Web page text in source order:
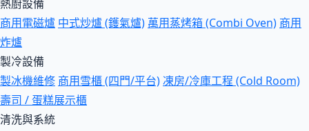
熱廚設備
商用電磁爐 中式炒爐 (鑊氣爐) 萬用蒸烤箱 (Combi Oven) 商用
炸爐
製冷設備
製冰機維修 商用雪櫃 (四門/平台)凍房/冷庫工程 (Cold Room)
壽司 / 蛋糕展示櫃
清洗與系統